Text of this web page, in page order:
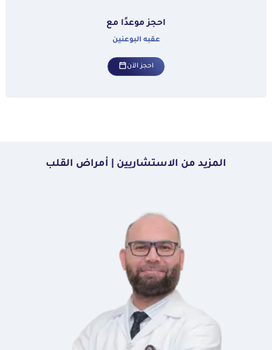
احجز موعدًا مع
عقبه البوعنين
احجز الآن
المزيد من الاستشاريين | أمراض القلب